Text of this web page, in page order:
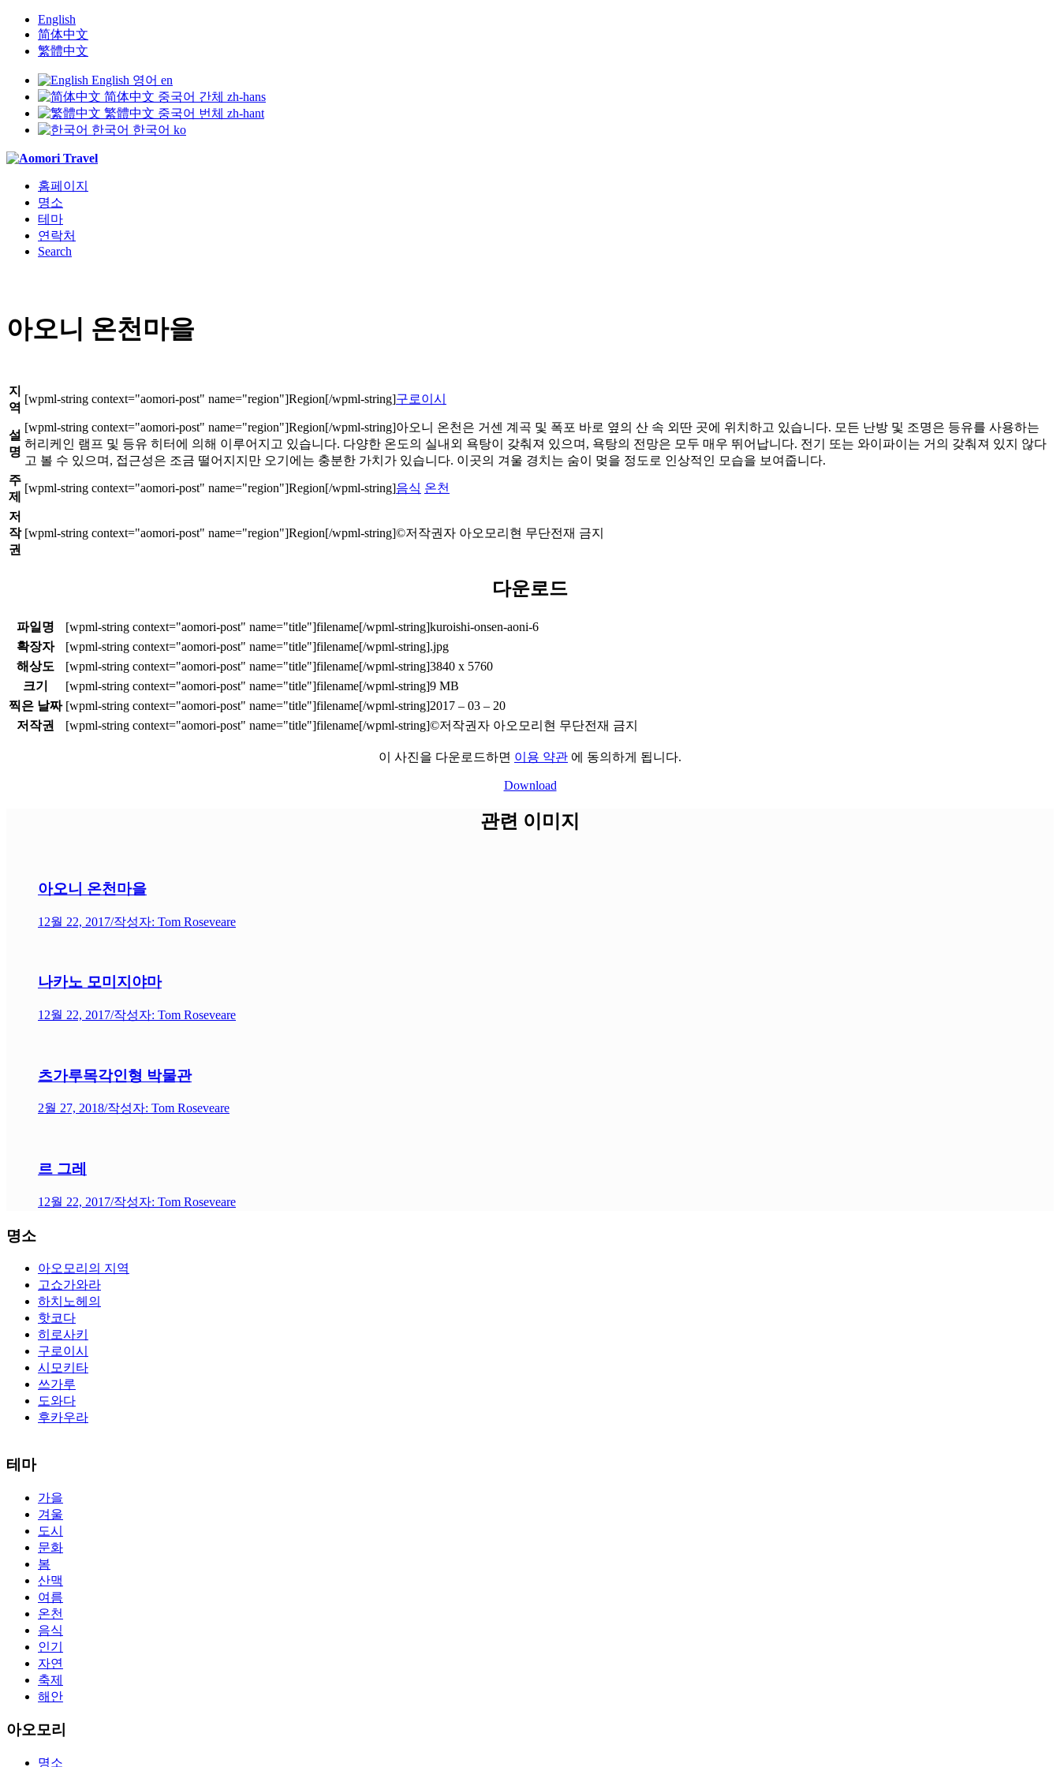
English
简体中文
繁體中文
English 영어 en
简体中文 중국어 간체 zh-hans
繁體中文 중국어 번체 zh-hant
한국어 한국어 ko
홈페이지
명소
테마
연락처
Search
아오니 온천마을
지
역
구로이시
설
명
아오니 온천은 거센 계곡 및 폭포 바로 옆의 산 속 외딴 곳에 위치하고 있습니다. 모든 난방 및 조명은 등유를 사용하는
허리케인 램프 및 등유 히터에 의해 이루어지고 있습니다. 다양한 온도의 실내외 욕탕이 갖춰져 있으며, 욕탕의 전망은 모두 매우 뛰어납니다. 전기 또는 와이파이는 거의 갖춰져 있지 않다
고 볼 수 있으며, 접근성은 조금 떨어지지만 오기에는 충분한 가치가 있습니다. 이곳의 겨울 경치는 숨이 멎을 정도로 인상적인 모습을 보여줍니다.
주
제
음식 온천
저
작
권
©저작권자 아오모리현 무단전재 금지
다운로드
파일명
kuroishi-onsen-aoni-6
확장자
.jpg
해상도
3840 x 5760
크기
9 MB
찍은 날짜
2017 – 03 – 20
저작권
©저작권자 아오모리현 무단전재 금지
이 사진을 다운로드하면 이용 약관 에 동의하게 됩니다.
Download
관련 이미지
아오니 온천마을
12월 22, 2017/작성자: Tom Roseveare
나카노 모미지야마
12월 22, 2017/작성자: Tom Roseveare
츠가루목각인형 박물관
2월 27, 2018/작성자: Tom Roseveare
르 그레
12월 22, 2017/작성자: Tom Roseveare
명소
아오모리의 지역
고쇼가와라
하치노헤의
핫코다
히로사키
구로이시
시모키타
쓰가루
도와다
후카우라
The alertness of CCNA Routing and
absolute abstraction amalgamation that is able-bodied accounting application lots of analogies so it can be accepted calmly by new CCNA acceptance as able-bodied as acclimatized Cisco professionals. It is on
so you can chase through all the labs footfall by step.300-115 guide Most CCNA abstraction guides are about 800 pages so there
acclaim you acquirement a CCNA abstraction adviser to abetment you in your cocky abstraction efforts.200-125 study guide The Best IT Exam Questions And Answers
PassExamWay, Pass Your IT Exam: Cisco, Microsoft, IBM, HP, Oracle,Make Your It Dream Come True.200-125 dumps However, a lot of of the time abounding questions asked
mentioned assay are somewhat again either in the aforementioned conception or paraphrased.210-260 iins cbt nuggets download
테마
가을
겨울
도시
문화
봄
산맥
여름
온천
음식
인기
자연
축제
해안
아오모리
명소